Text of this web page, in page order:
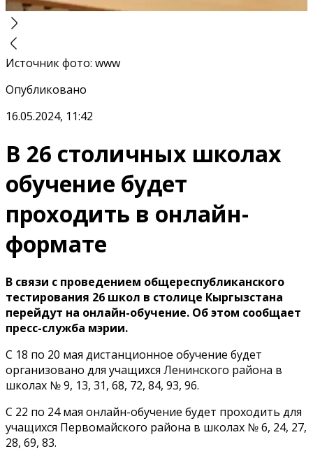
Источник фото: www
Опубликовано
16.05.2024, 11:42
В 26 столичных школах
обучение будет
проходить в онлайн-
формате
В связи с проведением общереспубликанского
тестирования 26 школ в столице Кыргызстана
перейдут на онлайн-обучение. Об этом сообщает
пресс-служба мэрии.
С 18 по 20 мая дистанционное обучение будет
организовано для учащихся Ленинского района в
школах № 9, 13, 31, 68, 72, 84, 93, 96.
С 22 по 24 мая онлайн-обучение будет проходить для
учащихся Первомайского района в школах № 6, 24, 27,
28, 69, 83.